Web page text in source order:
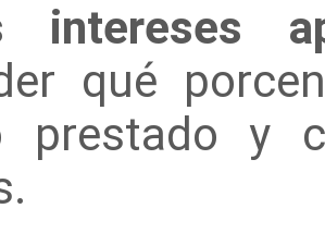
intereses
qué
prestado y